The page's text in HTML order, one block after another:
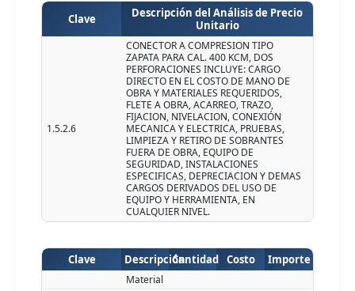
Clave
Descripción del Análisis de Precio
Unitario
1.5.2.6
CONECTOR A COMPRESION TIPO
ZAPATA PARA CAL. 400 KCM, DOS
PERFORACIONES INCLUYE: CARGO
DIRECTO EN EL COSTO DE MANO DE
OBRA Y MATERIALES REQUERIDOS,
FLETE A OBRA, ACARREO, TRAZO,
FIJACION, NIVELACION, CONEXIÓN
MECANICA Y ELECTRICA, PRUEBAS,
LIMPIEZA Y RETIRO DE SOBRANTES
FUERA DE OBRA, EQUIPO DE
SEGURIDAD, INSTALACIONES
ESPECIFICAS, DEPRECIACION Y DEMAS
CARGOS DERIVADOS DEL USO DE
EQUIPO Y HERRAMIENTA, EN
CUALQUIER NIVEL.
Clave DescripciónCantidad Costo Importe
Material